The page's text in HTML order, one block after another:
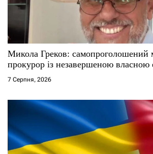
Микола Греков: самопроголошений
прокурор із незавершеною власною
7 Серпня, 2026